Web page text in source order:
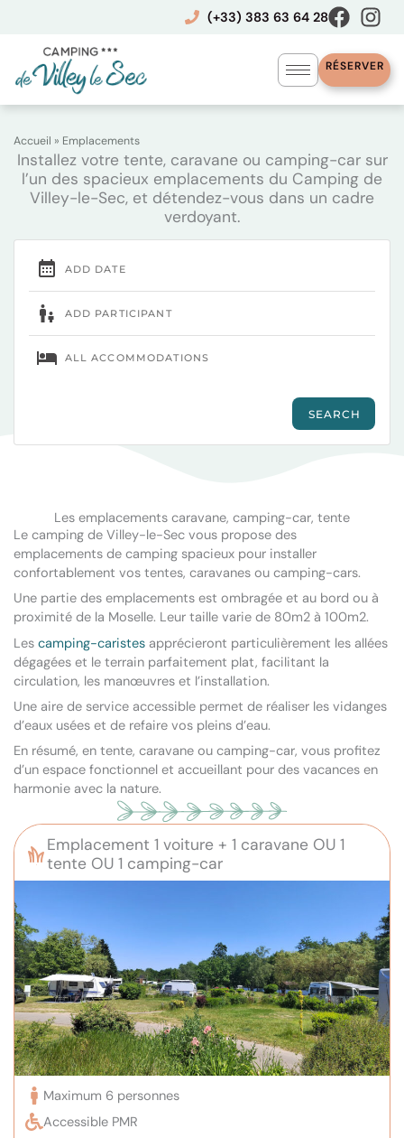
contenu
(+33) 383 63 64 28
RÉSERVER
Accueil » Emplacements
Installez votre tente, caravane ou camping-car sur
l’un des spacieux emplacements du Camping de
Villey-le-Sec, et détendez-vous dans un cadre
verdoyant.
Les emplacements caravane, camping-car, tente
Le camping de Villey-le-Sec vous propose des
emplacements de camping spacieux pour installer
confortablement vos tentes, caravanes ou camping-cars.
Une partie des emplacements est ombragée et au bord ou à
proximité de la Moselle. Leur taille varie de 80m2 à 100m2.
Les camping-caristesapprécieront particulièrement les allées
dégagées et le terrain parfaitement plat, facilitant la
circulation, les manœuvres et l’installation.
Une aire de service accessible permet de réaliser les vidanges
d’eaux usées et de refaire vos pleins d’eau.
En résumé, en tente, caravane ou camping-car, vous profitez
d’un espace fonctionnel et accueillant pour des vacances en
harmonie avec la nature.
Emplacement 1 voiture + 1 caravane OU 1
tente OU 1 camping-car
Maximum 6 personnes
Accessible PMR